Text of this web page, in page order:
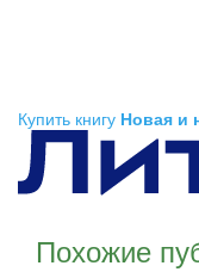
Купить книгу Новая и
Похожие